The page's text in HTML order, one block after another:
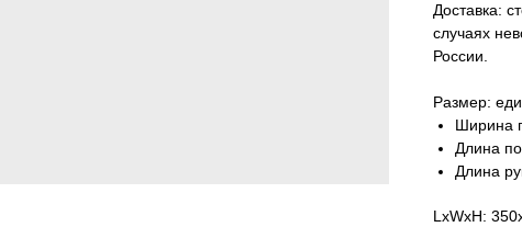
Доставка:
случаях
России.
Размер:
Ширина
Длина
Длина
LxWxH: